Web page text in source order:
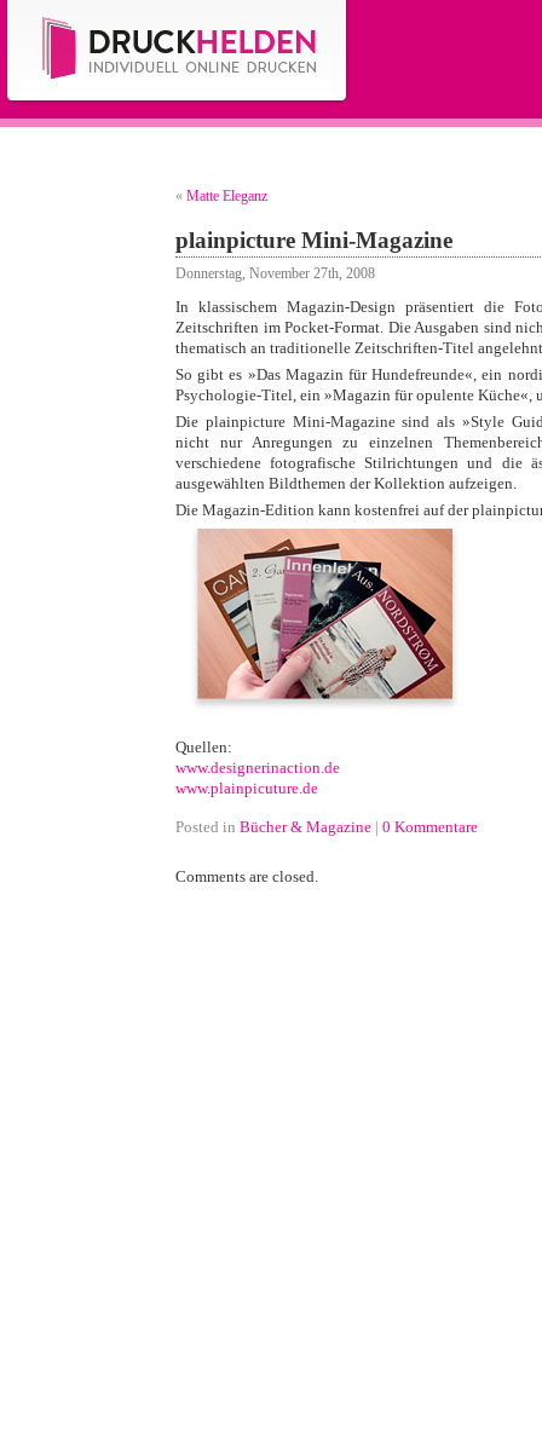
« Matte Eleganz
plainpicture Mini-Magazine
Donnerstag, November 27th, 2008
In klassischem Magazin-Design präsentiert die
Zeitschriften im Pocket-Format. Die Ausgaben sind
thematisch an traditionelle Zeitschriften-Titel
So gibt es »Das Magazin für Hundefreunde«, ein
Psychologie-Titel, ein »Magazin für opulente Küche«,
Die plainpicture Mini-Magazine sind als »Style
nicht nur Anregungen zu einzelnen
verschiedene fotografische Stilrichtungen und die
ausgewählten Bildthemen der Kollektion aufzeigen.
Die Magazin-Edition kann kostenfrei auf der
Quellen:
www.designerinaction.de
www.plainpicuture.de
Posted in Bücher & Magazine | 0 Kommentare
Comments are closed.